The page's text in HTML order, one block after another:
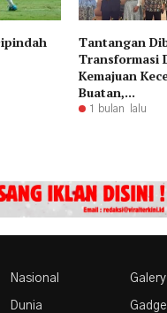
Tantangan
Transformasi
Kemajuan
Buatan,...
1 bulan lalu
Nasional
Dunia
Galery